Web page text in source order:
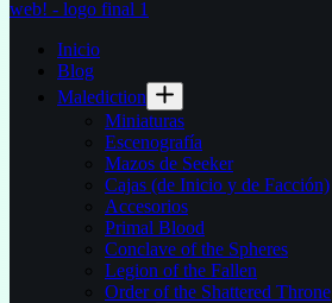
Inicio
Blog
Malediction
Miniaturas
Escenografía
Mazos de Seeker
Cajas (de Inicio y de Facción)
Accesorios
Primal Blood
Conclave of the Spheres
Legion of the Fallen
Order of the Shattered Throne